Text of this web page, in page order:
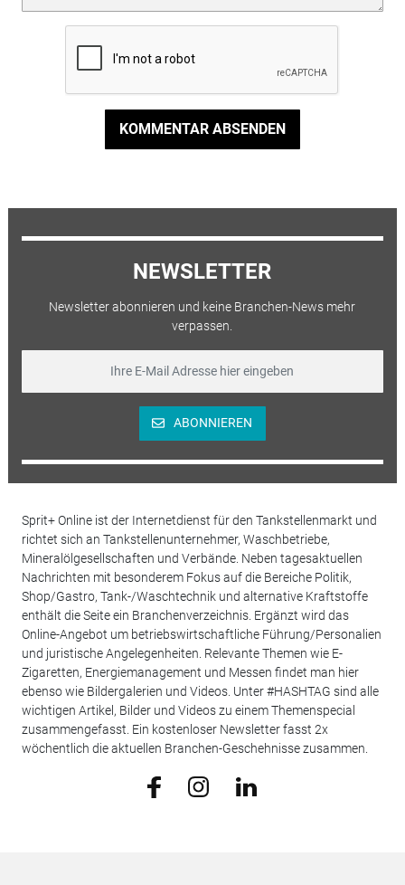
KOMMENTAR ABSENDEN
NEWSLETTER
Newsletter abonnieren und keine Branchen-News mehr
verpassen.
ABONNIEREN
Sprit+ Online ist der Internetdienst für den Tankstellenmarkt und
richtet sich an Tankstellenunternehmer, Waschbetriebe,
Mineralölgesellschaften und Verbände. Neben tagesaktuellen
Nachrichten mit besonderem Fokus auf die Bereiche Politik,
Shop/Gastro, Tank-/Waschtechnik und alternative Kraftstoffe
enthält die Seite ein Branchenverzeichnis. Ergänzt wird das
Online-Angebot um betriebswirtschaftliche Führung/Personalien
und juristische Angelegenheiten. Relevante Themen wie E-
Zigaretten, Energiemanagement und Messen findet man hier
ebenso wie Bildergalerien und Videos. Unter #HASHTAG sind alle
wichtigen Artikel, Bilder und Videos zu einem Themenspecial
zusammengefasst. Ein kostenloser Newsletter fasst 2x
wöchentlich die aktuellen Branchen-Geschehnisse zusammen.